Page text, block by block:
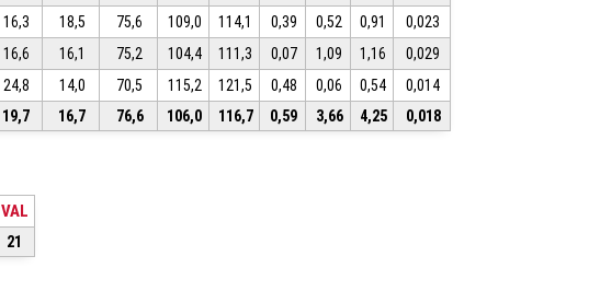
16,3 18,5 75,6 109,0 114,1 0,39 0,52 0,91
0,023
16,6 16,1 75,2 104,4 111,3 0,07 1,09 1,16
0,029
24,8 14,0 70,5 115,2 121,5 0,48 0,06 0,54
0,014
19,7 16,7 76,6 106,0 116,7 0,59 3,66 4,25 0,018
VAL
21